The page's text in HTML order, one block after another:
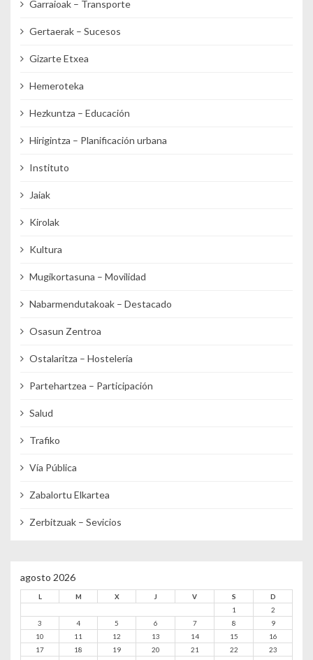
Garraioak – Transporte
Gertaerak – Sucesos
Gizarte Etxea
Hemeroteka
Hezkuntza – Educación
Hirigintza – Planificación urbana
Instituto
Jaiak
Kirolak
Kultura
Mugikortasuna – Movilidad
Nabarmendutakoak – Destacado
Osasun Zentroa
Ostalaritza – Hostelería
Partehartzea – Participación
Salud
Trafiko
Vía Pública
Zabalortu Elkartea
Zerbitzuak – Sevicios
agosto 2026
L M X J V S
D
1
2
3
4 5 6 7 8
9
10
11 12 13 14 15
16
17
18 19 20 21 22
23